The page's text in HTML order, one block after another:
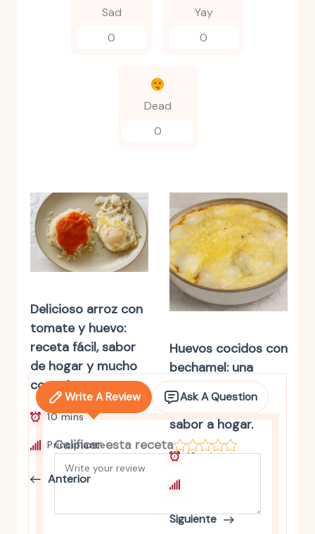
Sad
0
Yay
0
Dead
0
Delicioso arroz con
tomate y huevo:
receta fácil, sabor
de hogar y mucho
corazón.
10 mins
Principiante
Anterior
Huevos cocidos con
bechamel: una
receta fácil,
cremosa y con
sabor a hogar.
10 mins
Siguiente
Write A Review Ask A Question
Calificar esta receta